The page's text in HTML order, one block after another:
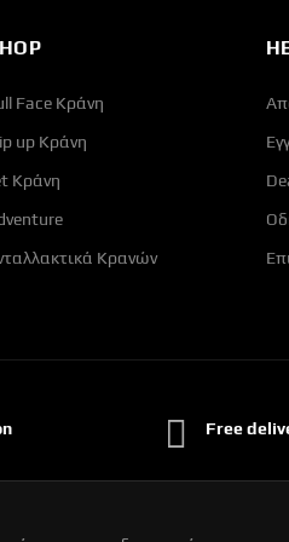
Face Κράνη
up Κράνη
Κράνη
Κρανών
Free